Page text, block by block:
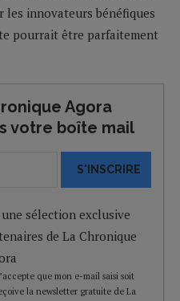
les innovateurs bénéfiques
pourrait être parfaitement
Agora
votre boîte mail
S'INSCRIRE
sélection exclusive
de La Chronique
que mon e-mail saisi soit
la newsletter gratuite de La